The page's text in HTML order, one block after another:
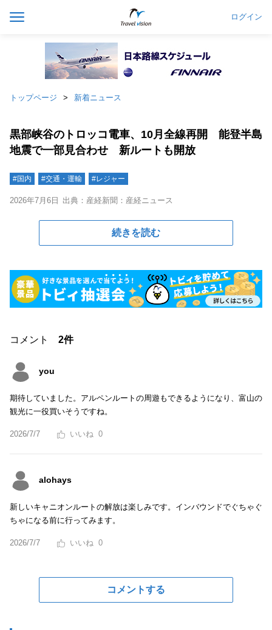
ログイン
トップページ 新着ニュース
黒部峡谷のトロッコ電車、10月全線再開 能登半島
地震で一部見合わせ 新ルートも開放
#国内 #交通・運輸 #レジャー
2026年7月6日 出典：産経新聞：産経ニュース
続きを読む
コメント 2件
you
期待していました。アルペンルートの周遊もできるようになり、富山の
観光に一役買いそうですね。
2026/7/7 0
alohays
新しいキャニオンルートの解放は楽しみです。インバウンドでぐちゃぐ
ちゃになる前に行ってみます。
2026/7/7 0
コメントする